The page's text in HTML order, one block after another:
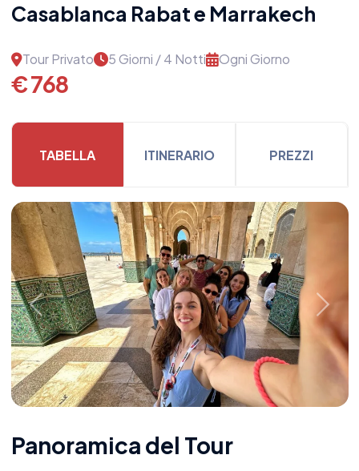
Casablanca Rabat e Marrakech
Tour Privato 5 Giorni / 4 Notti Ogni Giorno
€ 768
TABELLA ITINERARIO PREZZI
Previous Next
Panoramica del Tour